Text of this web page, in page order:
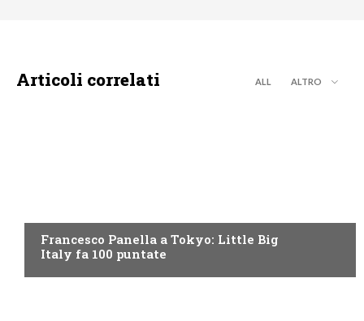
Articoli correlati ALL ALTRO
Francesco Panella a Tokyo: Little Big
Italy fa 100 puntate